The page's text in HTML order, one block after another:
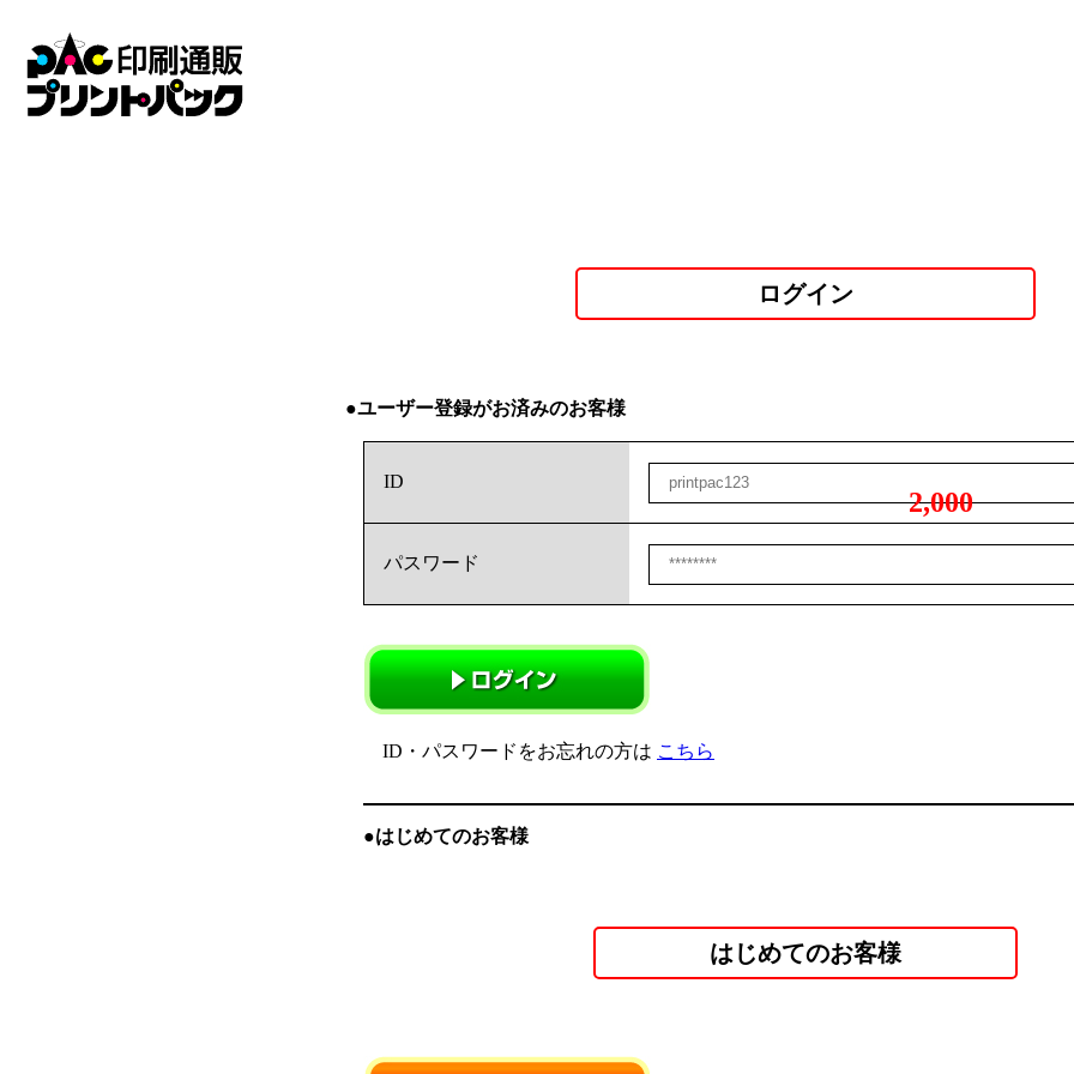
ログイン
●ユーザー登録がお済みのお客様
ID
パスワード
ID・パスワードをお忘れの方は こちら
●はじめてのお客様
はじめてのお客様
2,000